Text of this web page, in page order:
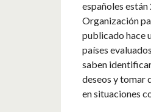
españoles
Organización
publicado hace
países
saben
deseos y tomar
en situaciones